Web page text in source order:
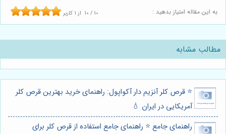
به این مقاله امتیاز بدهید : 10 / 10 از 1 کاربر
مطالب مشابه
⭐️ قرص کلر آنزیم دار آکواپول: راهنمای خرید بهترین قرص کلر
آمریکایی در ایران 💧
راهنمای جامع ⭐️ راهنمای جامع استفاده از قرص کلر برای